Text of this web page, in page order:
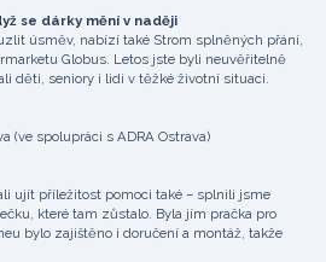
se dárky mění v naději
úsměv, nabízí také Strom splněných přání,
Globus. Letos jste byli neuvěřitelně
děti, seniory i lidi v těžké životní situaci.
(ve spolupráci s ADRA Ostrava)
ujít příležitost pomoci také – splnili jsme
které tam zůstalo. Byla jím pračka pro
bylo zajištěno i doručení a montáž, takže